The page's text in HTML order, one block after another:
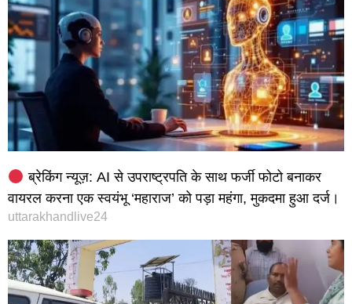
ब्रेकिंग न्यूज़: AI से उपराष्ट्रपति के साथ फर्जी फोटो बनाकर
वायरल करना एक स्वयंभू ‘महाराज’ को पड़ा महंगा, मुकदमा हुआ दर्ज।
uttarakhandlive24